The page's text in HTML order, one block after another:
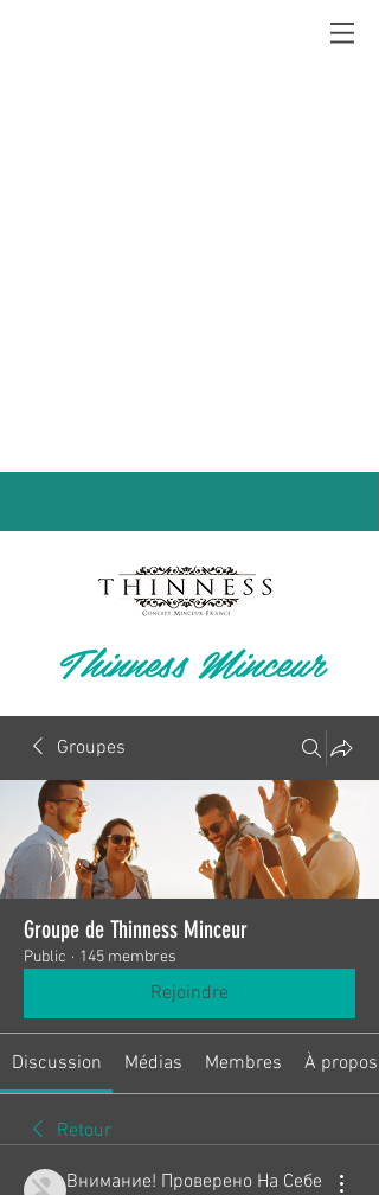
Thinness Minceur
Groupes
Groupe de Thinness Minceur
Public · 145 membres
Rejoindre
Discussion Médias Membres À propos
Retour
Внимание! Проверено На Себе